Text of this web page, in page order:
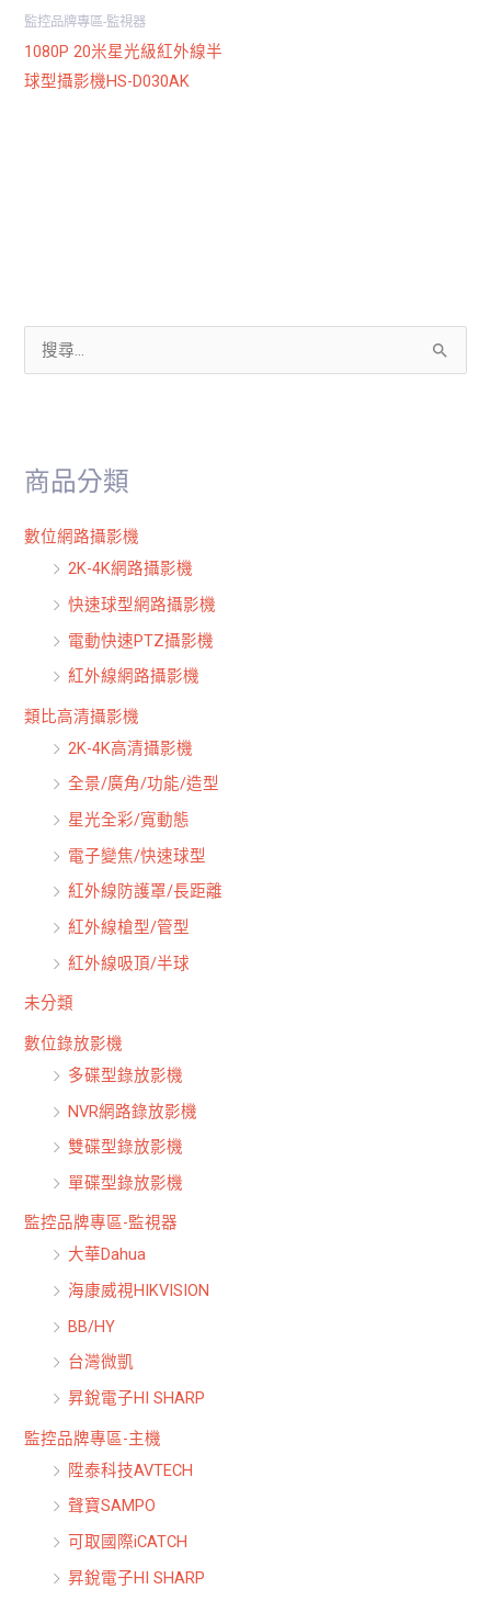
監控品牌專區-監視器
1080P 20米星光級紅外線半
球型攝影機HS-D030AK
字
商品分類
數位網路攝影機
2K-4K網路攝影機
快速球型網路攝影機
電動快速PTZ攝影機
紅外線網路攝影機
類比高清攝影機
2K-4K高清攝影機
全景/廣角/功能/造型
星光全彩/寬動態
電子變焦/快速球型
紅外線防護罩/長距離
紅外線槍型/管型
紅外線吸頂/半球
未分類
數位錄放影機
多碟型錄放影機
NVR網路錄放影機
雙碟型錄放影機
單碟型錄放影機
監控品牌專區-監視器
大華Dahua
海康威視HIKVISION
BB/HY
台灣微凱
昇銳電子HI SHARP
監控品牌專區-主機
陞泰科技AVTECH
聲寶SAMPO
可取國際iCATCH
昇銳電子HI SHARP